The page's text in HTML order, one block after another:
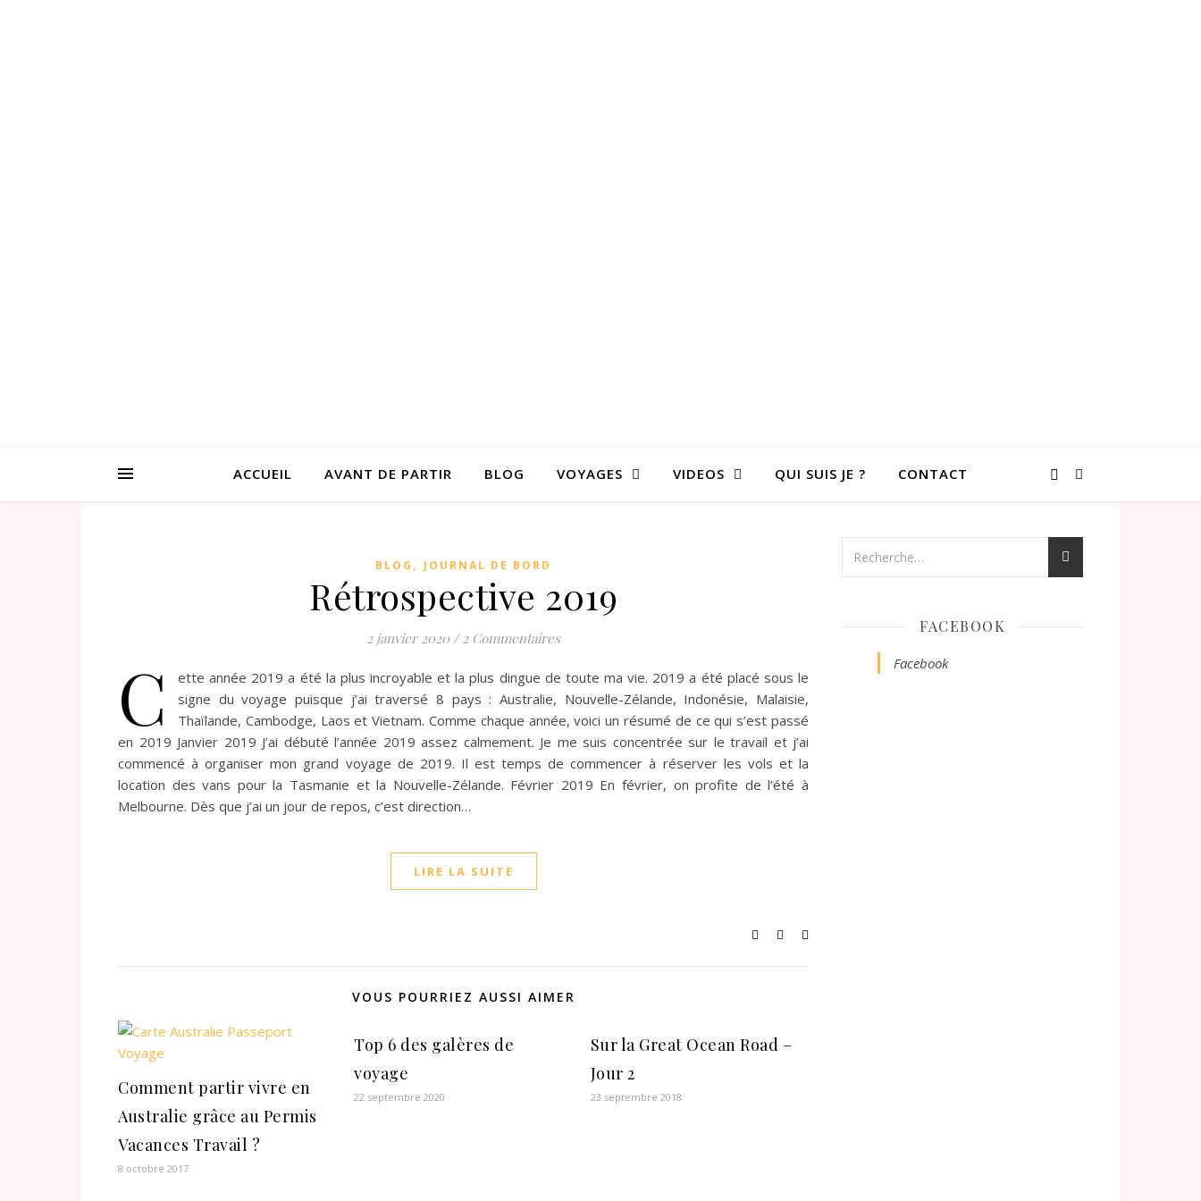
ACCUEIL AVANT DE PARTIR BLOG VOYAGES VIDEOS QUI SUIS JE ? CONTACT
BLOG , JOURNAL DE BORD
Rétrospective 2019
2 janvier 2020 / 2 Commentaires
C
ette année 2019 a été la plus incroyable et la plus dingue de toute ma vie. 2019 a été placé sous le
signe du voyage puisque j’ai traversé 8 pays : Australie, Nouvelle-Zélande, Indonésie, Malaisie,
Thaïlande, Cambodge, Laos et Vietnam. Comme chaque année, voici un résumé de ce qui s’est passé
en 2019 Janvier 2019 J’ai débuté l’année 2019 assez calmement. Je me suis concentrée sur le travail et j’ai
commencé à organiser mon grand voyage de 2019. Il est temps de commencer à réserver les vols et la
location des vans pour la Tasmanie et la Nouvelle-Zélande. Février 2019 En février, on profite de l’été à
Melbourne. Dès que j’ai un jour de repos, c’est direction…
LIRE LA SUITE
VOUS POURRIEZ AUSSI AIMER
Comment partir vivre en
Australie grâce au Permis
Vacances Travail ?
8 octobre 2017
Top 6 des galères de
voyage
22 septembre 2020
Sur la Great Ocean Road –
Jour 2
23 septembre 2018
FACEBOOK
Facebook